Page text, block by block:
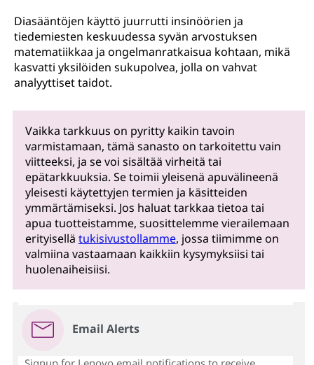
Diasääntöjen käyttö juurrutti insinöörien ja
tiedemiesten keskuudessa syvän arvostuksen
matematiikkaa ja ongelmanratkaisua kohtaan, mikä
kasvatti yksilöiden sukupolvea, jolla on vahvat
analyyttiset taidot.
Vaikka tarkkuus on pyritty kaikin tavoin
varmistamaan, tämä sanasto on tarkoitettu vain
viitteeksi, ja se voi sisältää virheitä tai
epätarkkuuksia. Se toimii yleisenä apuvälineenä
yleisesti käytettyjen termien ja käsitteiden
ymmärtämiseksi. Jos haluat tarkkaa tietoa tai
apua tuotteistamme, suosittelemme vierailemaan
erityisellä tukisivustollamme, jossa tiimimme on
valmiina vastaamaan kaikkiin kysymyksiisi tai
huolenaiheisiisi.
Email Alerts